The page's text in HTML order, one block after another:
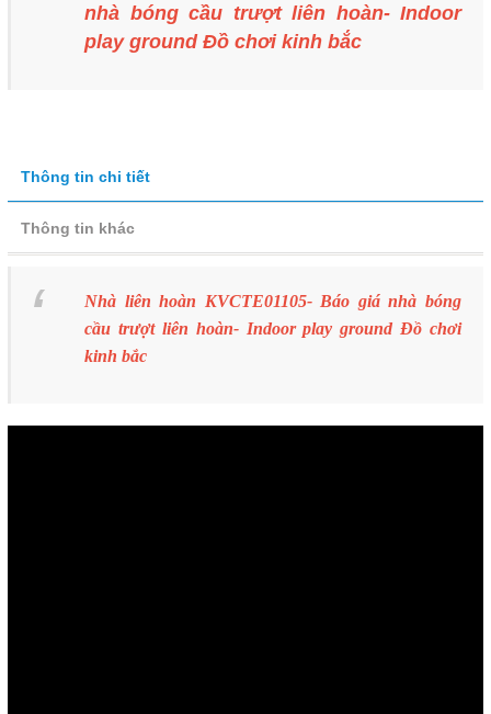
nhà bóng cầu trượt liên hoàn- Indoor
play ground Đồ chơi kinh bắc
Thông tin chi tiết
Thông tin khác
Nhà liên hoàn KVCTE01105- Báo giá nhà bóng
cầu trượt liên hoàn- Indoor play ground Đồ chơi
kinh bắc